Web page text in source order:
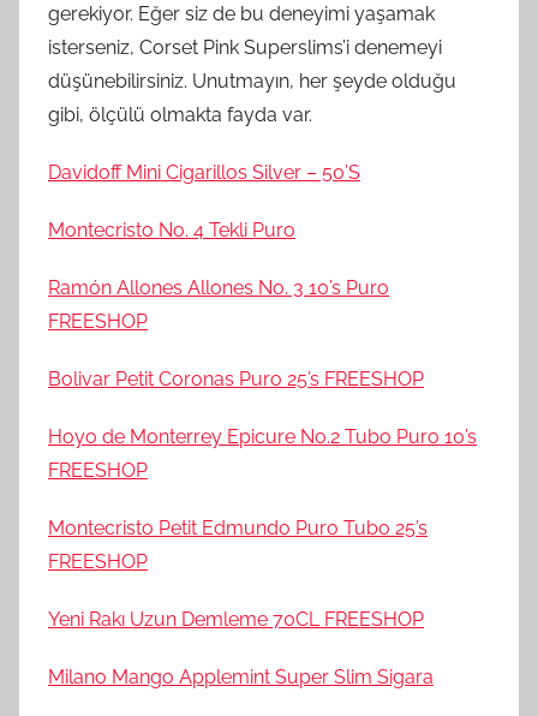
gerekiyor. Eğer siz de bu deneyimi yaşamak
isterseniz, Corset Pink Superslims’i denemeyi
düşünebilirsiniz. Unutmayın, her şeyde olduğu
gibi, ölçülü olmakta fayda var.
Davidoff Mini Cigarillos Silver – 50’S
Montecristo No. 4 Tekli Puro
Ramón Allones Allones No. 3 10’s Puro
FREESHOP
Bolivar Petit Coronas Puro 25’s FREESHOP
Hoyo de Monterrey Epicure No.2 Tubo Puro 10’s
FREESHOP
Montecristo Petit Edmundo Puro Tubo 25’s
FREESHOP
Yeni Rakı Uzun Demleme 70CL FREESHOP
Milano Mango Applemint Super Slim Sigara